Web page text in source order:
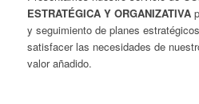
ESTRATÉGICA Y ORGANIZATIVA
y seguimiento de planes
satisfacer las necesidades de
valor añadido.